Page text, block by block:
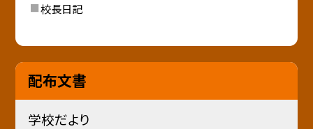
校長日記
配布文書
学校だより